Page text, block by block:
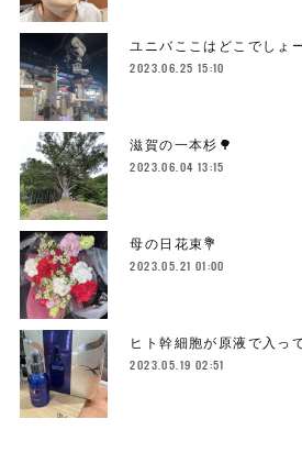
ユニバここはどこでしょ
2023.06.25 15:10
滋賀の一本杉🌳
2023.06.04 13:15
母の日花束💐
2023.05.21 01:00
ヒト幹細胞が原液で入っ
2023.05.19 02:51